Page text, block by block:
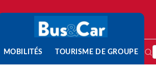
MOBILITÉS TOURISME DE GROUPE